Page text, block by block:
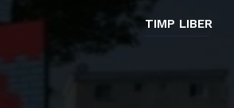
TIMP LIBER